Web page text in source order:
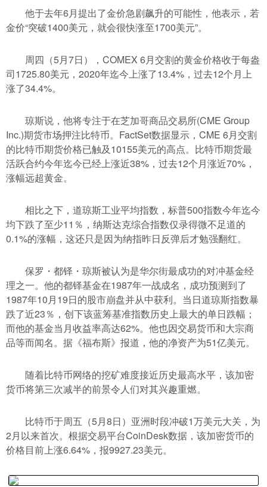
他于去年6月提出了金价急剧飙升的可能性，他表示，若
金价“突破1400美元，就会很快涨至1700美元”。
周四（5月7日），COMEX 6月交割的黄金价格收于每盎
司1725.80美元，2020年迄今上涨了13.4%，过去12个月上
涨了34.4%。
琼斯说，他将专注于在芝加哥商品交易所(CME Group
Inc.)期货市场押注比特币。FactSet数据显示，CME 6月交割
的比特币期货价格已触及10155美元的高点。比特币期货最
活跃合约今年迄今已经上涨近38%，过去12个月涨近70%，
涨幅远超黄金。
相比之下，道琼斯工业平均指数，标普500指数今年迄今
均下跌了至少11％，纳斯达克综合指数仅录得微不足道的
0.1%的涨幅，这还只是因为纳指昨日反弹后才勉强翻红。
保罗・都铎・琼斯被认为是华尔街最成功的对冲基金经
理之一。他的都铎基金在1987年一战成名，成功预测到了
1987年10月19日的股市崩盘并从中获利。当日道琼斯指数暴
跌了近23％，创下该蓝筹基准指数历史上最大的单日跌幅；
而他的基金当月收益率高达62%。他也因交易货币和大宗商
品等而闻名。据《福布斯》报道，他的净资产为51亿美元。
随着比特币网络的挖矿难度接近历史最高水平，该加密
货币将第三次减半的前景令人们对其兴趣重燃。
比特币于周五（5月8日）亚洲时段冲破1万美元大关，为
2月以来首次。根据交易平台CoinDesk数据，该加密货币的
价格目前上涨6.64%，报9927.23美元。